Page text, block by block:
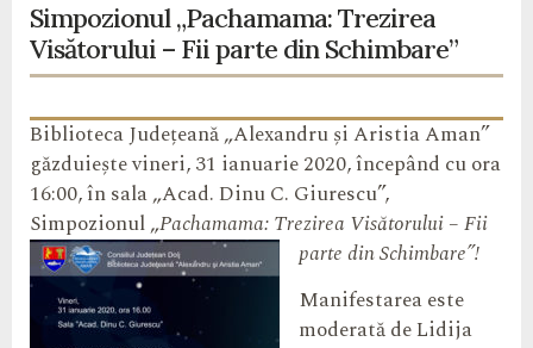
Simpozionul „Pachamama: Trezirea
Visătorului – Fii parte din Schimbare”
Biblioteca Județeană „Alexandru și Aristia Aman”
găzduiește vineri, 31 ianuarie 2020, începând cu ora
16:00, în sala „Acad. Dinu C. Giurescu”,
Simpozionul „Pachamama: Trezirea Visătorului – Fii
parte din Schimbare”!
Manifestarea este
moderată de Lidija